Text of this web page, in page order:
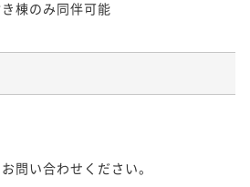
棟のみ同伴可能
問い合わせください。